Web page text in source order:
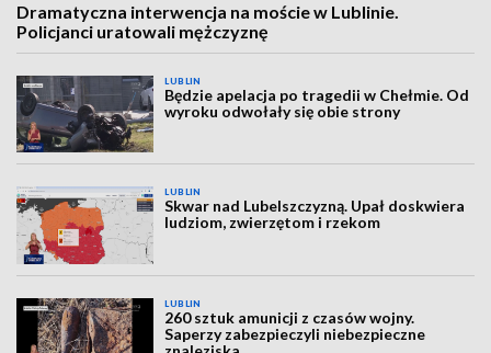
Dramatyczna interwencja na moście w Lublinie.
Policjanci uratowali mężczyznę
LUBLIN
Będzie apelacja po tragedii w Chełmie. Od
wyroku odwołały się obie strony
LUBLIN
Skwar nad Lubelszczyzną. Upał doskwiera
ludziom, zwierzętom i rzekom
LUBLIN
260 sztuk amunicji z czasów wojny.
Saperzy zabezpieczyli niebezpieczne